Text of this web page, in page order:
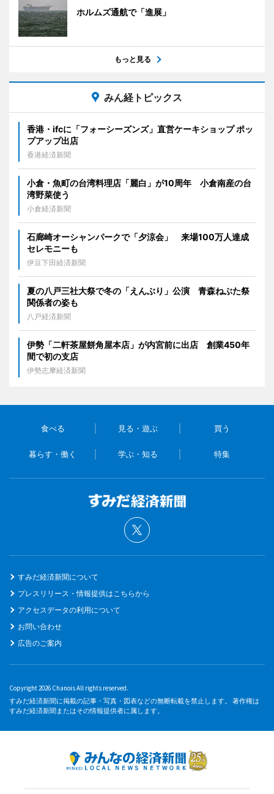
ホルムズ通航で「進展」
もっと見る
みん経トピックス
香港・ifcに「フォーシーズンズ」直営ケーキショップ ポッ
プアップ出店
香港経済新聞
小倉・魚町の台湾料理店「麗白」が10周年 小倉南産の台
湾野菜使う
小倉経済新聞
石廊崎オーシャンパークで「夕涼会」 来場100万人達成
セレモニーも
伊豆下田経済新聞
夏の八戸三社大祭で冬の「えんぶり」公演 青森ねぶた祭
関係者の姿も
八戸経済新聞
伊勢「二軒茶屋餅角屋本店」が内宮前に出店 創業450年
間で初の支店
伊勢志摩経済新聞
食べる 見る・遊ぶ 買う
暮らす・働く 学ぶ・知る 特集
すみだ経済新聞について
プレスリリース・情報提供はこちらから
アクセスデータの利用について
お問い合わせ
広告のご案内
Copyright 2026 Chanois All rights reserved.
すみだ経済新聞に掲載の記事・写真・図表などの無断転載を禁止します。 著作権は
すみだ経済新聞またはその情報提供者に属します。